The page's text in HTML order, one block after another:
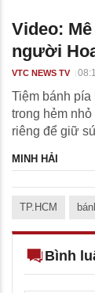
Video:
người
VTC NEWS TV
Tiệm bánh
trong hẻm
riêng để giữ
MINH HẢI
TP.HCM
Bình